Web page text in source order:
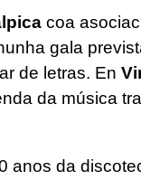
coa
gala
de letras. En
da música
anos da